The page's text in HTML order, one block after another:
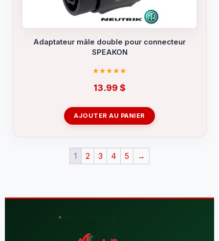
Adaptateur mâle double pour connecteur
SPEAKON
13.99 $
AJOUTER AU PANIER
1 2 3 4 5 →